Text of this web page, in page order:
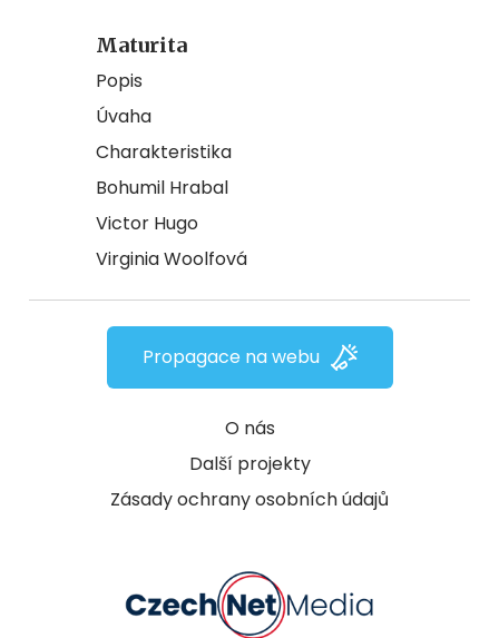
Maturita
Popis
Úvaha
Charakteristika
Bohumil Hrabal
Victor Hugo
Virginia Woolfová
O nás
Další projekty
Zásady ochrany osobních údajů
Propagace na webu